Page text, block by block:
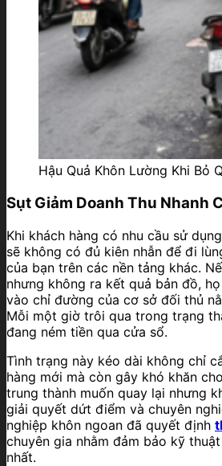
Hậu Quả Khôn Lường Khi Bỏ
Sụt Giảm Doanh Thu Nhanh
Khi khách hàng có nhu cầu sử
sẽ không có đủ kiên nhẫn để đi
của bạn trên các nền tảng khác.
nhưng không ra kết quả bản đồ,
vào chỉ đường của cơ sở đối thủ
Mỗi một giờ trôi qua trong trạng
đang ném tiền qua cửa sổ.
Tình trạng này kéo dài không chỉ
hàng mới mà còn gây khó khăn
trung thành muốn quay lại nhưng
giải quyết dứt điểm và chuyên
nghiệp khôn ngoan đã quyết định
chuyên gia nhằm đảm bảo kỹ
nhất.